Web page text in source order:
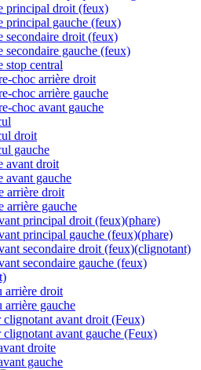
principal droit (feux)
principal gauche (feux)
secondaire droit (feux)
secondaire gauche (feux)
stop central
choc arrière droit
choc arrière gauche
choc avant gauche
droit
gauche
avant droit
avant gauche
arrière droit
arrière gauche
principal droit (feux)(phare)
principal gauche (feux)(phare)
secondaire droit (feux)(clignotant)
secondaire gauche (feux)
arrière droit
arrière gauche
clignotant avant droit (Feux)
clignotant avant gauche (Feux)
droite
gauche